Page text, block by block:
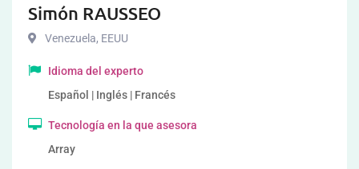
Simón RAUSSEO
Venezuela, EEUU
Idioma del experto
Español | Inglés | Francés
Tecnología en la que asesora
Array